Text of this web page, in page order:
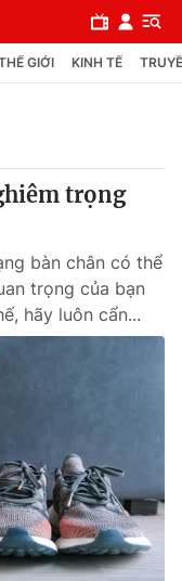
GIỚI KINH TẾ
trọng
bàn chân có thể
trọng của bạn
hãy luôn cẩn...